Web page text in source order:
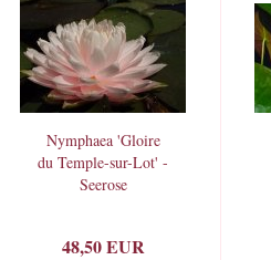
Nymphaea 'Gloire
du Temple-sur-Lot' -
Seerose
48,50 EUR